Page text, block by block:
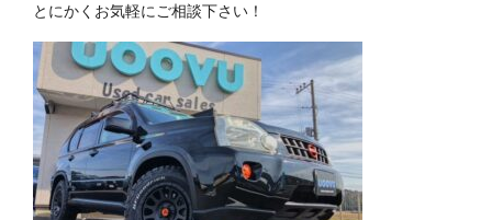
とにかくお気軽にご相談下さい！